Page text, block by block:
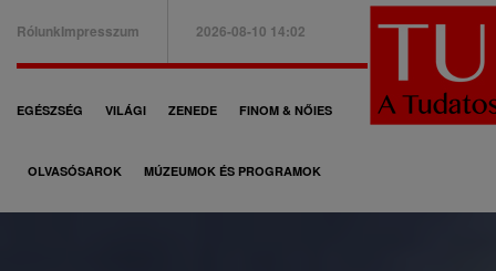
B
a
e
RólunkImpresszum 2026-08-10 14:02
F
ő
EGÉSZSÉG VILÁGI ZENEDE FINOM & NŐIES
OLVASÓSAROK MÚZEUMOK ÉS PROGRAMOK